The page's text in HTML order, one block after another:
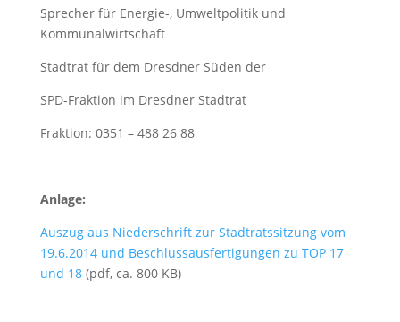
Sprecher für Energie-, Umweltpolitik und
Kommunalwirtschaft
Stadtrat für dem Dresdner Süden der
SPD-Fraktion im Dresdner Stadtrat
Fraktion: 0351 – 488 26 88
Anlage:
Auszug aus Niederschrift zur Stadtratssitzung vom
19.6.2014 und Beschlussausfertigungen zu TOP 17
und 18(pdf, ca. 800 KB)